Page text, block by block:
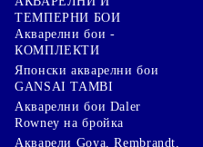
ТЕМПЕРНИ БОИ
Акварелни бои -
КОМПЛЕКТИ
Японски акварелни бои
GANSAI TAMBI
Акварелни бои Daler
Rowney на бройка
Акварели Goya, Rembrandt,